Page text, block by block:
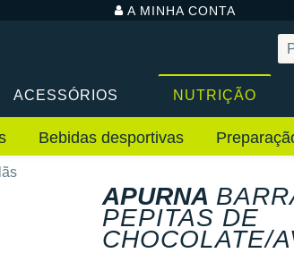
A MINHA CONTA
ACESSÓRIOS NUTRIÇÃO
Bebidas desportivas
APURNA
PEPITAS DE
CHOCOLATE/